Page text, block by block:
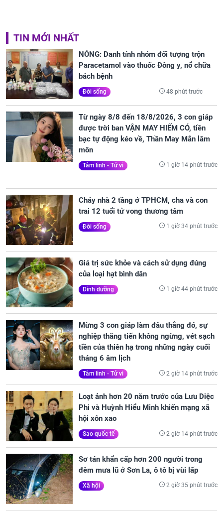
TIN MỚI NHẤT
NÓNG: Danh tính nhóm đối tượng trộn
Paracetamol vào thuốc Đông y, nổ chữa
bách bệnh
Đời sống 48 phút trước
Từ ngày 8/8 đến 18/8/2026, 3 con giáp
được trời ban VẬN MAY HIẾM CÓ, tiền
bạc tự động kéo về, Thần May Mắn lâm
môn
Tâm linh - Tử vi 1 giờ 14 phút trước
Cháy nhà 2 tầng ở TPHCM, cha và con
trai 12 tuổi tử vong thương tâm
Đời sống 1 giờ 34 phút trước
Giá trị sức khỏe và cách sử dụng đúng
của loại hạt bình dân
Dinh dưỡng 1 giờ 44 phút trước
Mừng 3 con giáp làm đâu thắng đó, sự
nghiệp thăng tiến không ngừng, vét sạch
tiền của thiên hạ trong những ngày cuối
tháng 6 âm lịch
Tâm linh - Tử vi 2 giờ 14 phút trước
Loạt ảnh hơn 20 năm trước của Lưu Diệc
Phi và Huỳnh Hiểu Minh khiến mạng xã
hội xôn xao
Sao quốc tế 2 giờ 14 phút trước
Sơ tán khẩn cấp hơn 200 người trong
đêm mưa lũ ở Sơn La, ô tô bị vùi lấp
Xã hội 2 giờ 35 phút trước